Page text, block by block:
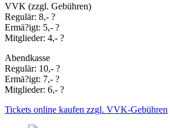
VVK (zzgl. Gebühren)
Regulär: 8,- ?
Ermä?igt: 5,- ?
Mitglieder: 4,- ?
Abendkasse
Regulär: 10,- ?
Ermä?igt: 7,- ?
Mitglieder: 6,- ?
Tickets online kaufen zzgl. VVK-Gebühren